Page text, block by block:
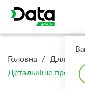
Головна / Для Дому
Детальніше про